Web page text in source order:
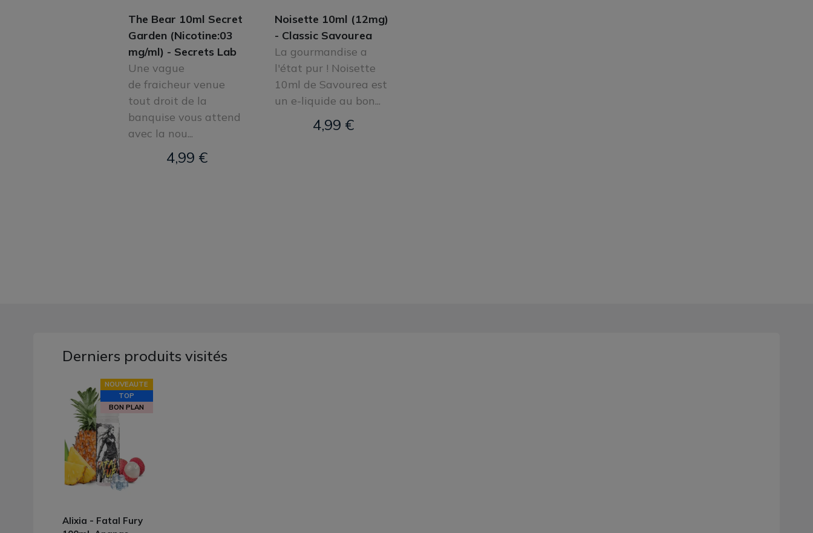
The Bear 10ml Secret
Garden (Nicotine:03
mg/ml) - Secrets Lab
Une vague
de fraicheur venue
tout droit de la
banquise vous attend
avec la nou...
4,99 €
Noisette 10ml (12mg)
- Classic Savourea
La gourmandise a
l'état pur ! Noisette
10ml de Savourea est
un e-liquide au bon...
4,99 €
Derniers produits visités
NOUVEAUTE
TOP
BON PLAN
Alixia - Fatal Fury